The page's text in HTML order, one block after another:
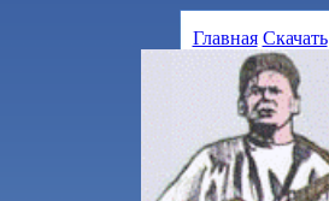
Главная Скачать